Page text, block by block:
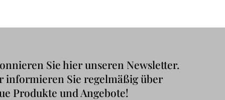
Sie hier unseren Newsletter.
informieren Sie regelmäßig über
Produkte und Angebote!